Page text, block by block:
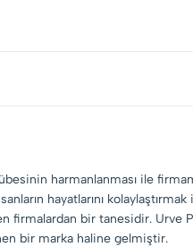
harmanlanması ile
hayatlarını
firmalardan bir tanesidir.
bir marka haline gelmiştir.